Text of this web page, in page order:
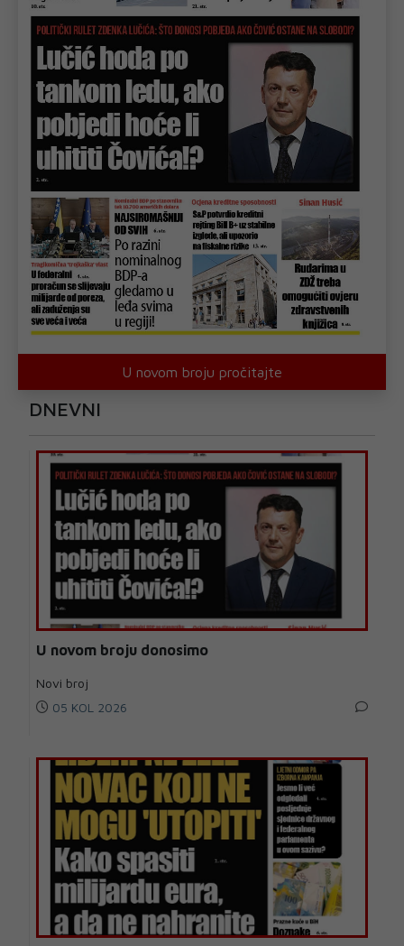
U novom broju pročitajte
DNEVNI
U novom broju donosimo
Novi broj
05 KOL 2026